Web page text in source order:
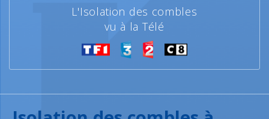
L'Isolation des combles
vu à la Télé